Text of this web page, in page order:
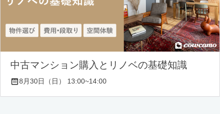
中古マンション購入とリノベの基礎知識
8月30日（日） 13:00~14:00